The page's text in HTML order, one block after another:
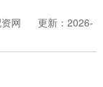
网
更新：2026-